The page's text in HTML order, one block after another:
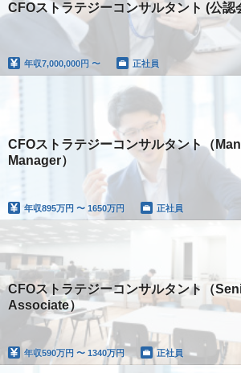
CFOストラテジーコンサルタント (公認
年収7,000,000円 〜 正社員
CFOストラテジーコンサルタント（
Manager）
年収895万円 〜 1650万円 正社員
CFOストラテジーコンサルタント（
Associate）
年収590万円 〜 1340万円 正社員